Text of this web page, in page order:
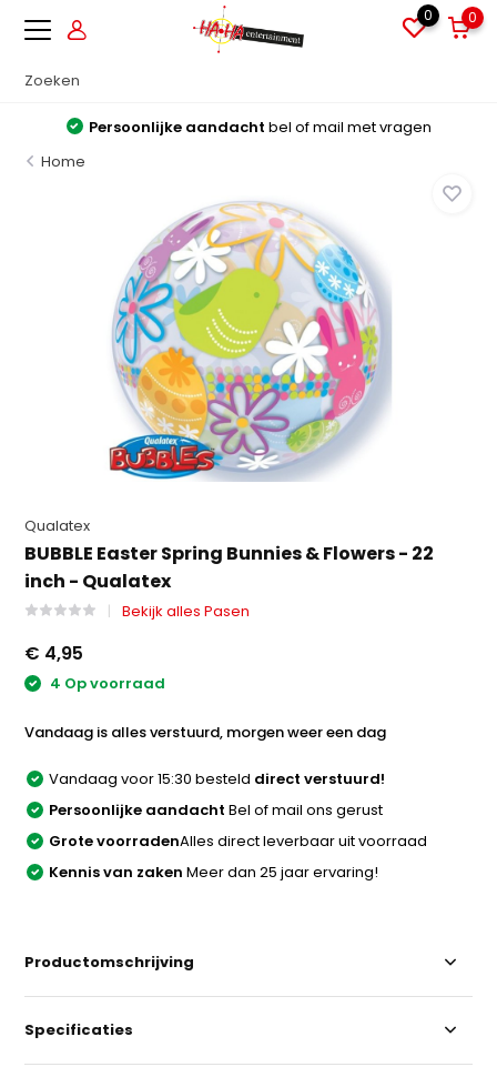
0 0
Persoonlijke aandacht bel of mail met vragen
Home
Qualatex
BUBBLE Easter Spring Bunnies & Flowers - 22
inch - Qualatex
Bekijk alles Pasen
€ 4,95
4 Op voorraad
Vandaag is alles verstuurd, morgen weer een dag
Vandaag voor 15:30 besteld direct verstuurd!
Persoonlijke aandacht Bel of mail ons gerust
Grote voorradenAlles direct leverbaar uit voorraad
Kennis van zaken Meer dan 25 jaar ervaring!
Productomschrijving
Specificaties